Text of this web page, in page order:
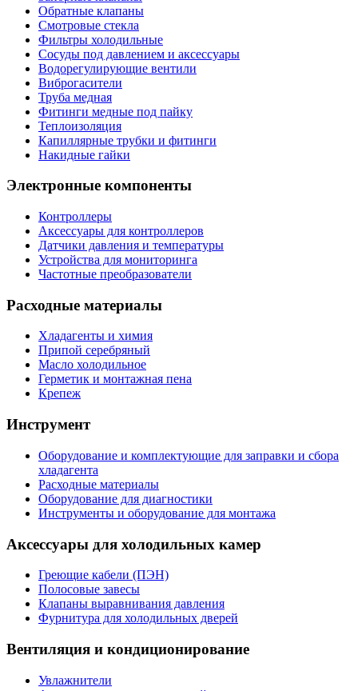
Обратные клапаны
Смотровые стекла
Фильтры холодильные
Сосуды под давлением и аксессуары
Водорегулирующие вентили
Виброгасители
Труба медная
Фитинги медные под пайку
Теплоизоляция
Капиллярные трубки и фитинги
Накидные гайки
Электронные компоненты
Контроллеры
Аксессуары для контроллеров
Датчики давления и температуры
Устройства для мониторинга
Частотные преобразователи
Расходные материалы
Хладагенты и химия
Припой серебряный
Масло холодильное
Герметик и монтажная пена
Крепеж
Инструмент
Оборудование и комплектующие для заправки и сбора
хладагента
Расходные материалы
Оборудование для диагностики
Инструменты и оборудование для монтажа
Аксессуары для холодильных камер
Греющие кабели (ПЭН)
Полосовые завесы
Клапаны выравнивания давления
Фурнитура для холодильных дверей
Вентиляция и кондиционирование
Увлажнители